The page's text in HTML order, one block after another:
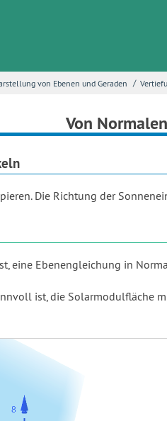
von Ebenen und Geraden /
Von
Die Richtung der
eine Ebenengleichung in
ist, die Solarmodulfläche